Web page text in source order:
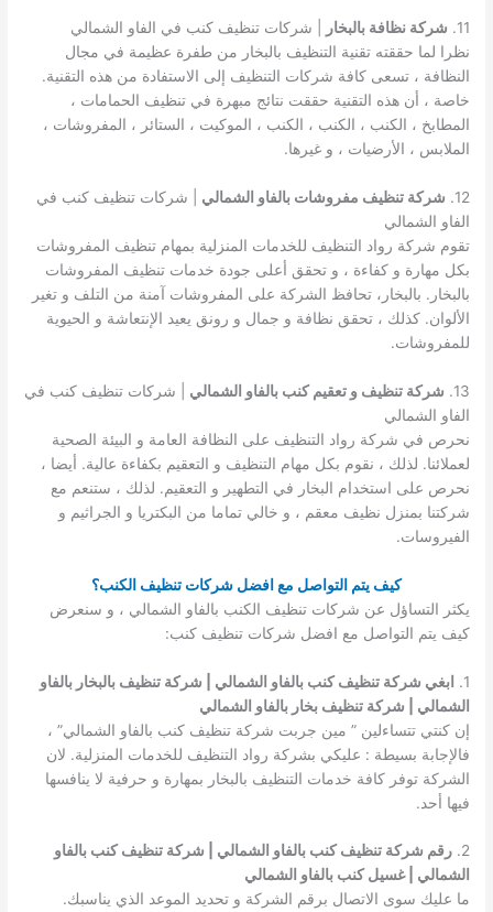
11. شركة نظافة بالبخار
| شركات تنظيف كنب في الفاو الشمالي
نظرا لما حققته تقنية التنظيف بالبخار من طفرة عظيمة في مجال
النظافة ، تسعى كافة شركات التنظيف إلى الاستفادة من هذه التقنية.
خاصة ، أن هذه التقنية حققت نتائج مبهرة في تنظيف الحمامات ،
المطابخ ، الكنب ، الكنب ، الكنب ، الموكيت ، الستائر ، المفروشات ،
الملابس ، الأرضيات ، و غيرها.
12. شركة تنظيف مفروشات بالفاو الشمالي | شركات تنظيف كنب في
الفاو الشمالي
تقوم شركة رواد التنظيف للخدمات المنزلية بمهام تنظيف المفروشات
بكل مهارة و كفاءة ، و تحقق أعلى جودة خدمات تنظيف المفروشات
بالبخار. بالبخار، تحافظ الشركة على المفروشات آمنة من التلف و تغير
الألوان. كذلك ، تحقق نظافة و جمال و رونق يعيد الإنتعاشة و الحيوية
للمفروشات.
13. شركة تنظيف و تعقيم كنب بالفاو الشمالي | شركات تنظيف كنب في
الفاو الشمالي
نحرص في شركة رواد التنظيف على النظافة العامة و البيئة الصحية
لعملائنا. لذلك ، نقوم بكل مهام التنظيف و التعقيم بكفاءة عالية. أيضا ،
نحرص على استخدام البخار في التطهير و التعقيم. لذلك ، ستنعم مع
شركتنا بمنزل نظيف معقم ، و خالي تماما من البكتريا و الجراثيم و
الفيروسات.
كيف يتم التواصل مع افضل شركات تنظيف الكنب؟
يكثر التساؤل عن شركات تنظيف الكنب بالفاو الشمالي ، و سنعرض
كيف يتم التواصل مع افضل شركات تنظيف كنب:
1.
ابغي شركة تنظيف كنب بالفاو الشمالي | شركة تنظيف بالبخار بالفاو
الشمالي | شركة تنظيف بخار بالفاو الشمالي
إن كنتي تتساءلين ” مين جربت شركة تنظيف كنب بالفاو الشمالي” ،
فالإجابة بسيطة : عليكي بشركة رواد التنظيف للخدمات المنزلية. لان
الشركة توفر كافة خدمات التنظيف بالبخار بمهارة و حرفية لا ينافسها
فيها أحد.
2. رقم شركة تنظيف كنب بالفاو الشمالي | شركة تنظيف كنب بالفاو
الشمالي | غسيل كنب بالفاو الشمالي
ما عليك سوى الاتصال برقم الشركة و تحديد الموعد الذي يناسبك.